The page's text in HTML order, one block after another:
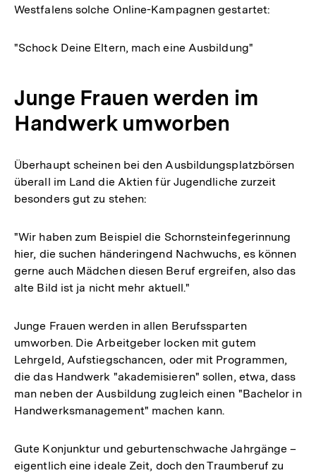
Westfalens solche Online-Kampagnen gestartet:
"Schock Deine Eltern, mach eine Ausbildung"
Junge Frauen werden im
Handwerk umworben
Überhaupt scheinen bei den Ausbildungsplatzbörsen
überall im Land die Aktien für Jugendliche zurzeit
besonders gut zu stehen:
"Wir haben zum Beispiel die Schornsteinfegerinnung
hier, die suchen händeringend Nachwuchs, es können
gerne auch Mädchen diesen Beruf ergreifen, also das
alte Bild ist ja nicht mehr aktuell."
Junge Frauen werden in allen Berufssparten
umworben. Die Arbeitgeber locken mit gutem
Lehrgeld, Aufstiegschancen, oder mit Programmen,
die das Handwerk "akademisieren" sollen, etwa, dass
man neben der Ausbildung zugleich einen "Bachelor in
Handwerksmanagement" machen kann.
Gute Konjunktur und geburtenschwache Jahrgänge –
eigentlich eine ideale Zeit, doch den Traumberuf zu